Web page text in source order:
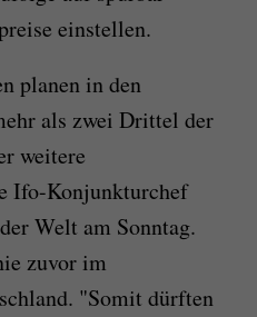
einstellen.
planen in den
als zwei Drittel der
weitere
Ifo-Konjunkturchef
Welt am Sonntag.
zuvor im
"Somit dürften